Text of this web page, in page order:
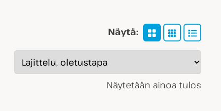
Näytä:
Näytetään ainoa tulos